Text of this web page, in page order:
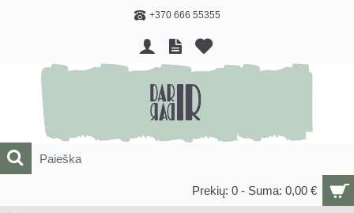
+370 666 55355
Prekių: 0 - Suma: 0,00 €